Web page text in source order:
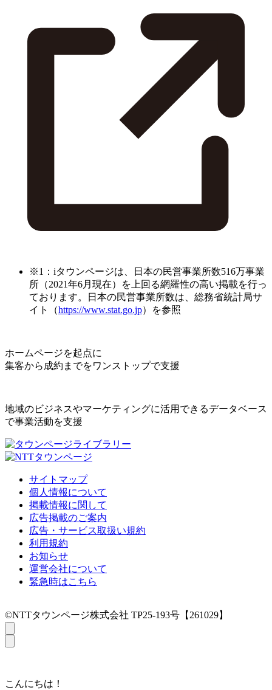
※1：iタウンページは、日本の民営事業所数516万事業
所（2021年6月現在）を上回る網羅性の高い掲載を行っ
ております。日本の民営事業所数は、総務省統計局サ
イト（https://www.stat.go.jp）を参照
ホームページを起点に
集客から成約までをワンストップで支援
地域のビジネスやマーケティングに活用できるデータベース
で事業活動を支援
サイトマップ
個人情報について
掲載情報に関して
広告掲載のご案内
広告・サービス取扱い規約
利用規約
お知らせ
運営会社について
緊急時はこちら
©NTTタウンページ株式会社 TP25-193号【261029】
こんにちは！